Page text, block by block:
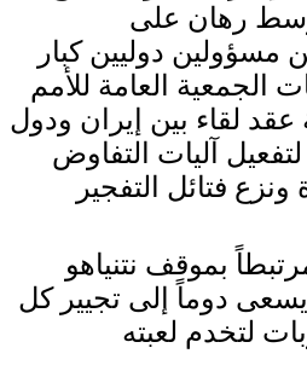
وسط رهان على
مسؤولين دوليين كبار
العامة للأمم
عقد لقاء بين إيران ودول
آليات التفاوض
بموقف نتنياهو
دوماً إلى تجيير كل